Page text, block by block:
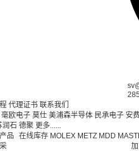
代理证书 联系我们
毫欧电子 莫仕 美浦森半导体 民承电子 安
润石 德聚 更多......
品 在线库存 MOLEX METZ MDD